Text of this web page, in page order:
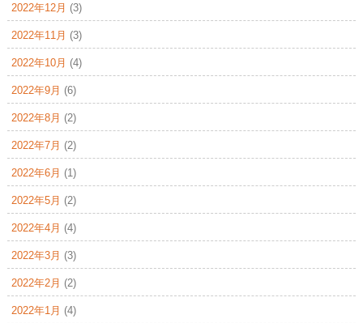
2022年12月 (3)
2022年11月 (3)
2022年10月 (4)
2022年9月 (6)
2022年8月 (2)
2022年7月 (2)
2022年6月 (1)
2022年5月 (2)
2022年4月 (4)
2022年3月 (3)
2022年2月 (2)
2022年1月 (4)